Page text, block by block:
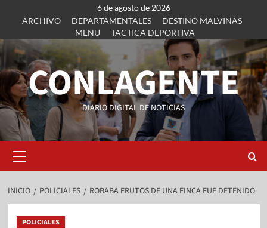
6 de agosto de 2026
ARCHIVO
DEPARTAMENTALES
DESTINO MALVINAS
MENU
TACTICA DEPORTIVA
CONLAGENTE
DIARIO DIGITAL DE NOTICIAS
INICIO POLICIALES ROBABA FRUTOS DE UNA FINCA FUE DETENIDO
POLICIALES